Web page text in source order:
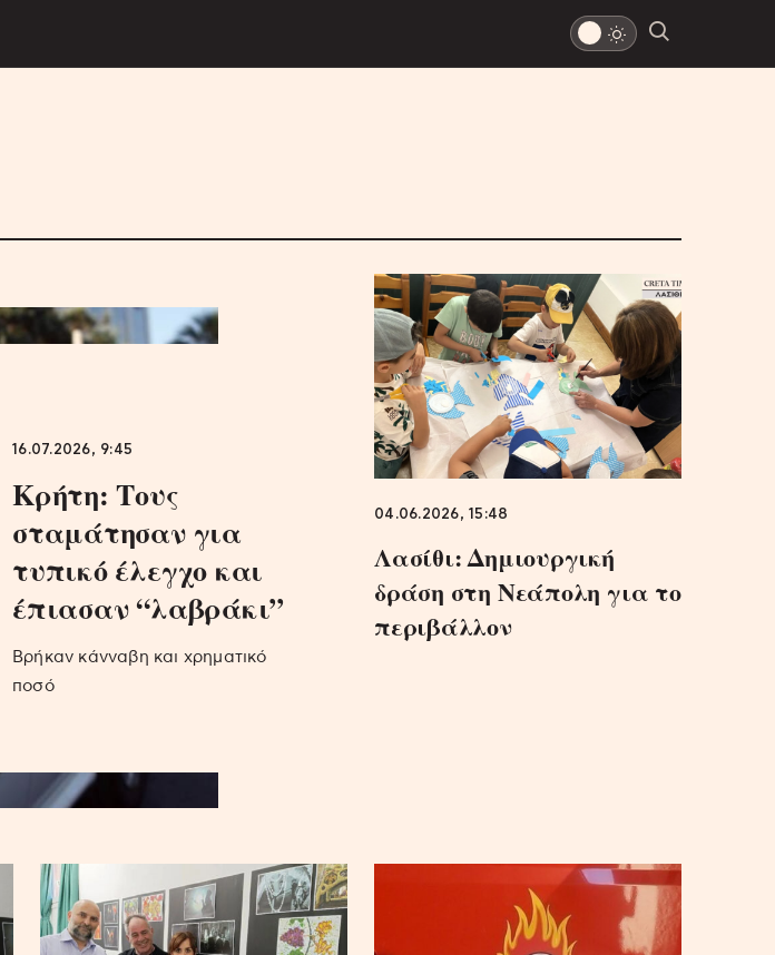
16.07.2026, 9:45
Κρήτη: Τους
σταμάτησαν για
τυπικό έλεγχο και
έπιασαν “λαβράκι”
Βρήκαν κάνναβη και χρηματικό
ποσό
04.06.2026, 15:48
Λασίθι: Δημιουργική
δράση στη Νεάπολη για το
περιβάλλον